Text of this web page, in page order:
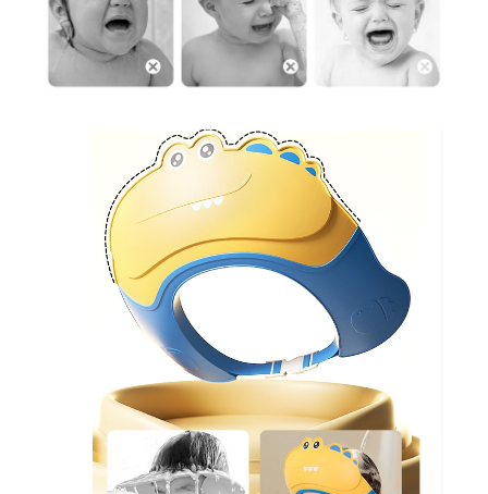
Chiuvete bucatarie compozit
Chiuvete inox
Coloane de dus
Robineti
Tapet 3D Autoadeziv
Climatizare si echipamente de
Aere conditionate
Echipamente pt incalzire
Panouri solare
Paturi electrice cu incalzire
Umidificatoare
Kituri de siguranta si supravietuire
Kit-uri siguranta auto